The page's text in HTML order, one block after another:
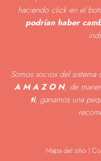
haciendo click en el
podrían haber
Somos socios del sistema
A M A Z O N, de
ti, ganamos una
Mapa del sitio |